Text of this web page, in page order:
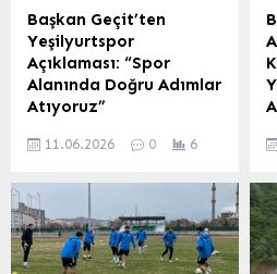
birçok noktada eş zamanlı
olarak yol ve üstyapı
çalışmalarının sürdüğünü
bildirdi. Devam Eden ve
Başlayan Çalışmalar Digor
ilçesine bağlı Yağlıca...
Başkan Geçit’ten
Yeşilyurtspor
Açıklaması: “Spor
Alanında Doğru Adımlar
Atıyoruz”
Yeşilyurtspor’un alt yapı
coşkuyla gerçekleşti. Farklı
yaş gruplarından yüzlerce
genç yetenek,
Yeşilyurtspor forması
11.06.2026 0 6